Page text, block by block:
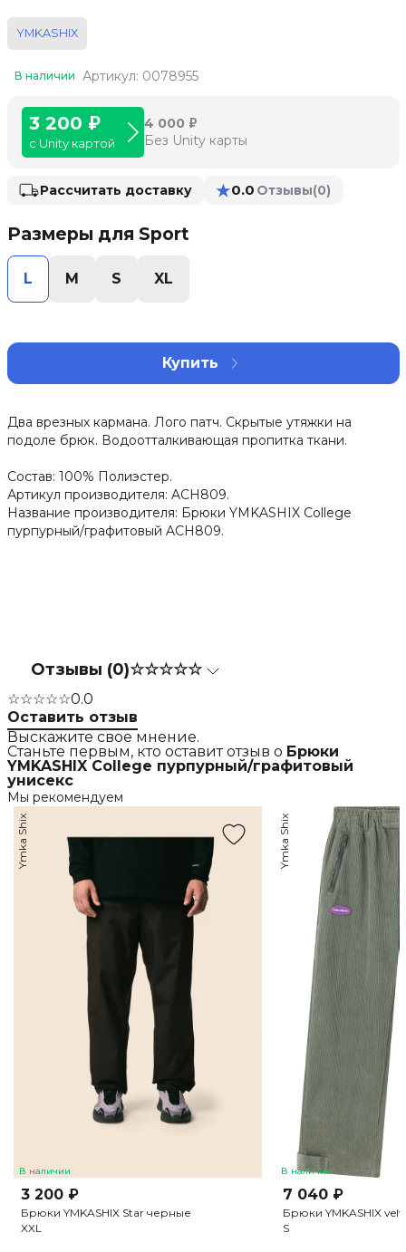
YMKASHIX
В наличии Артикул: 0078955
3 200 ₽
с Unity картой
4 000 ₽
Без Unity карты
Рассчитать доставку ★0.0 Отзывы(0)
Размеры для Sport
L M S XL
Купить
Два врезных кармана. Лого патч. Скрытые утяжки на
подоле брюк. Водоотталкивающая пропитка ткани.
Состав: 100% Полиэстер.
Артикул производителя: ACH809.
Название производителя: Брюки YMKASHIX College
пурпурный/графитовый ACH809.
Отзывы (0)☆☆☆☆☆
☆☆☆☆☆0.0
Оставить отзыв
Выскажите свое мнение.
Станьте первым, кто оставит отзыв о Брюки
YMKASHIX College пурпурный/графитовый
унисекс
Мы рекомендуем
В наличии
Ymka Shix
3 200 ₽
Брюки YMKASHIX Star черные
XXL
В наличии
Ymka Shix
7 040 ₽
Брюки YMKASHIX
S